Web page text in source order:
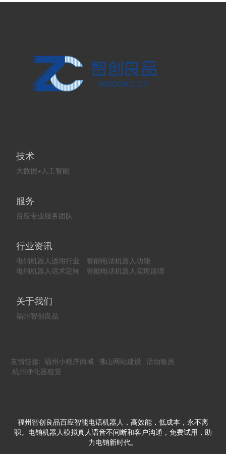
技术
大数据+人工智能
服务
百应专业服务团队
行业资讯
电销机器人适用行业
智能电话机器人功能
电销机器人话术定制
智能电话机器人实现原理
关于我们
福州智创良品
友情链接: 福州小程序商城 佛山网站建设 活动板房
杭州净化器租赁
福州智创良品百应智能电话机器人，高效能，低成本，永不离
职。电销机器人模拟真人语音不间断和客户沟通，免费试用，助
力电销新时代。